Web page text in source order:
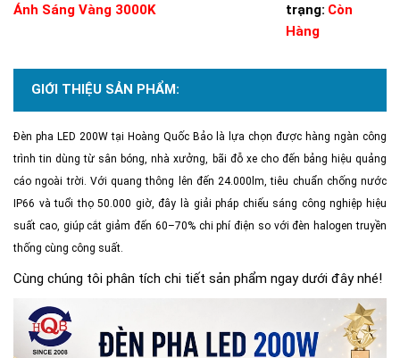
Ánh Sáng Vàng 3000K
trạng: Còn
Hàng
GIỚI THIỆU SẢN PHẨM:
Đèn pha LED 200W tại Hoàng Quốc Bảo là lựa chọn được hàng ngàn công
trình tin dùng từ sân bóng, nhà xưởng, bãi đỗ xe cho đến bảng hiệu quảng
cáo ngoài trời. Với quang thông lên đến 24.000lm, tiêu chuẩn chống nước
IP66 và tuổi thọ 50.000 giờ, đây là giải pháp chiếu sáng công nghiệp hiệu
suất cao, giúp cắt giảm đến 60–70% chi phí điện so với đèn halogen truyền
thống cùng công suất.
Cùng chúng tôi phân tích chi tiết sản phẩm ngay dưới đây nhé!